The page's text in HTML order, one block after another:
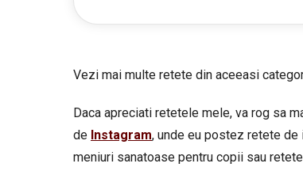
Vezi mai multe retete din aceeasi
Daca apreciati retetele mele, va rog sa
de Instagram, unde eu postez retete
meniuri sanatoase pentru copii sau